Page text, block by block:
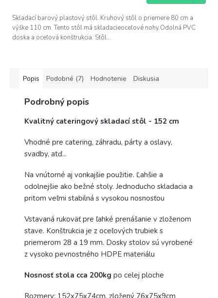
Skladací barový plastový stôl. Kruhový stôl o priemere 80 cm a
výške 110 cm. Tento stôl má skladacieoceľové nohy.Odolná PVC
doska a oceľová konštrukcia. Stôl...
Popis Podobné (7) Hodnotenie Diskusia
Podrobný popis
Kvalitný cateringový skladací stôl - 152 cm
Vhodné pre catering, záhradu, párty a oslavy,
svadby, atď...
Na vnútorné aj vonkajšie použitie. Ľahšie a
odolnejšie ako bežné stoly. Jednoducho skladacia a
pritom veľmi stabilná s vysokou nosnosťou
Vstavaná rukoväť pre ľahké prenášanie v zloženom
stave. Konštrukcia je z oceľových trubiek s
priemerom 28 a 19 mm. Dosky stolov sú vyrobené
z vysoko pevnostného HDPE materiálu
Nosnosť stola cca 200kg po celej ploche